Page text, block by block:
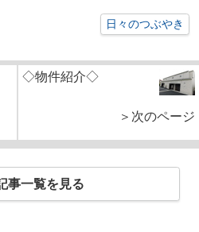
日々のつぶやき
◇物件紹介◇
＞次のページ
事一覧を見る